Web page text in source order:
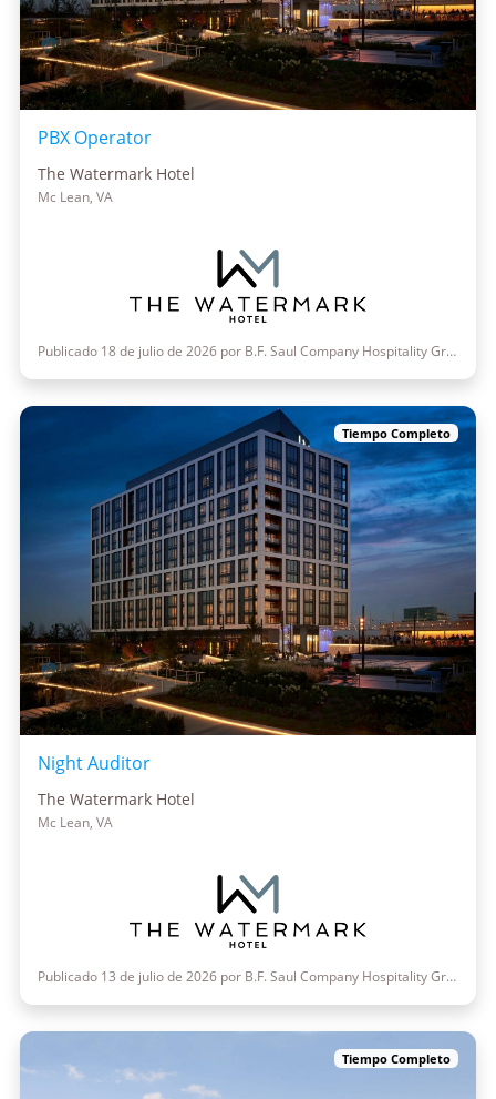
PBX Operator
The Watermark Hotel
Mc Lean, VA
Publicado 18 de julio de 2026 por B.F. Saul Company Hospitality Group
Tiempo Completo
Night Auditor
The Watermark Hotel
Mc Lean, VA
Publicado 13 de julio de 2026 por B.F. Saul Company Hospitality Group
Tiempo Completo